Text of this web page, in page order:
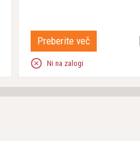
Preberite več
Ni na zalogi